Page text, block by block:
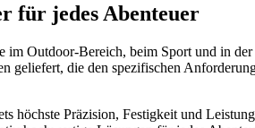
für jedes Abenteuer
Outdoor-Bereich, beim Sport und in
die den spezifischen
höchste Präzision, Festigkeit und